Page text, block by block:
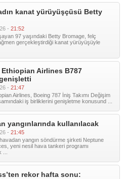
kanat yürüyüşçüsü Betty
- 21:52
97 yaşındaki Betty Bromage, felç
gerçekleştirdiği kanat yürüyüşüyle
Airlines B787
- 21:47
Airlines, Boeing 787 İniş Takımı Değişim
iş birliklerini genişletme konusund ...
yangınlarında kullanılacak
- 21:45
yangın söndürme şirketi Neptune
yeni nesil hava tankeri programı
rekor hafta sonu: